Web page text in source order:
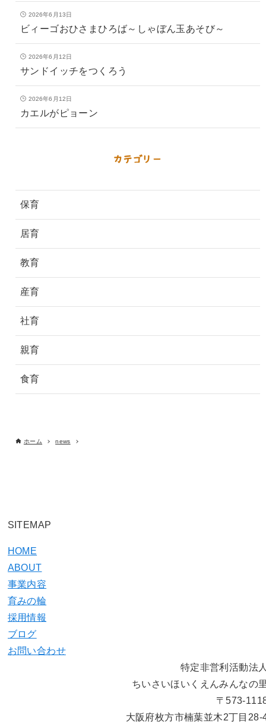
2026年6月13日
ビィーゴおひさまひろば～しゃぼん玉あそび～
2026年6月12日
サンドイッチをつくろう
2026年6月12日
カエルがピョーン
カテゴリー
保育
居育
教育
産育
社育
親育
食育
ホーム news
SITEMAP
HOME
ABOUT
事業内容
育みの輪
採用情報
ブログ
お問い合わせ
特定非営利活動法
ちいさいほいくえんみんなの
〒573-
大阪府枚方市楠葉並木2丁目28-